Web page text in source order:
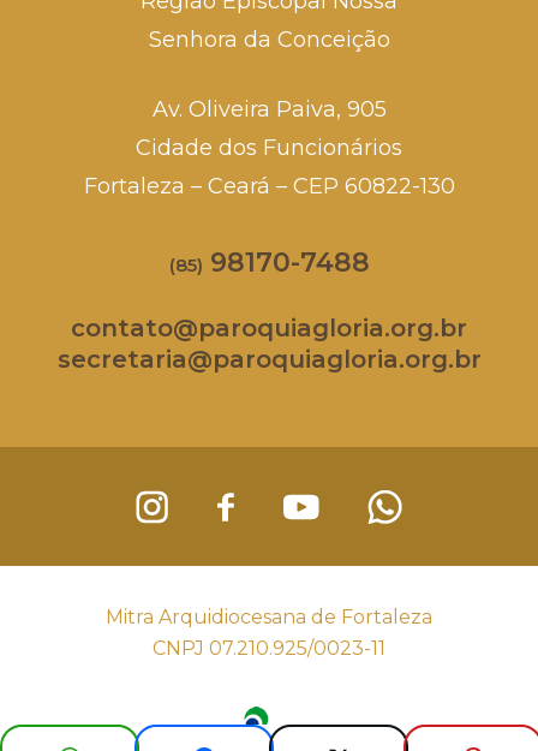
Senhora da Conceição
Av. Oliveira Paiva, 905
Cidade dos Funcionários
Fortaleza – Ceará – CEP 60822-130
(85) 98170-7488
contato@paroquiagloria.org.br
secretaria@paroquiagloria.org.br
Mitra Arquidiocesana de Fortaleza
CNPJ 07.210.925/0023-11